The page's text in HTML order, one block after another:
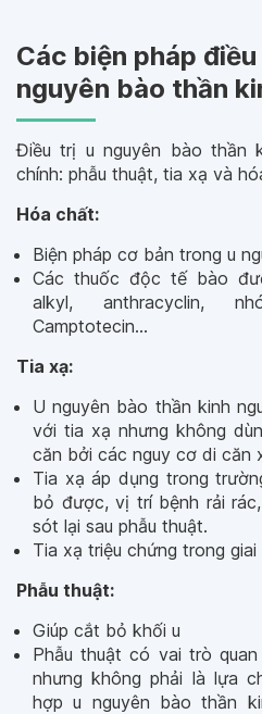
Các biện pháp
nguyên bào thần
Điều trị u nguyên bào thần
chính: phẫu thuật, tia xạ và
Hóa chất:
Biện pháp cơ bản trong u
Các thuốc độc tế bào
alkyl, anthracyclin,
Camptotecin…
Tia xạ:
U nguyên bào thần kinh
với tia xạ nhưng không
căn bởi các nguy cơ di căn
Tia xạ áp dụng trong
bỏ được, vị trí bệnh rải
sót lại sau phẫu thuật.
Tia xạ triệu chứng trong
Phẫu thuật:
Giúp cắt bỏ khối u
Phẫu thuật có vai trò
nhưng không phải là lựa
hợp u nguyên bào thần